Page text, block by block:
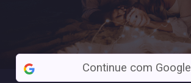
Continue com Google